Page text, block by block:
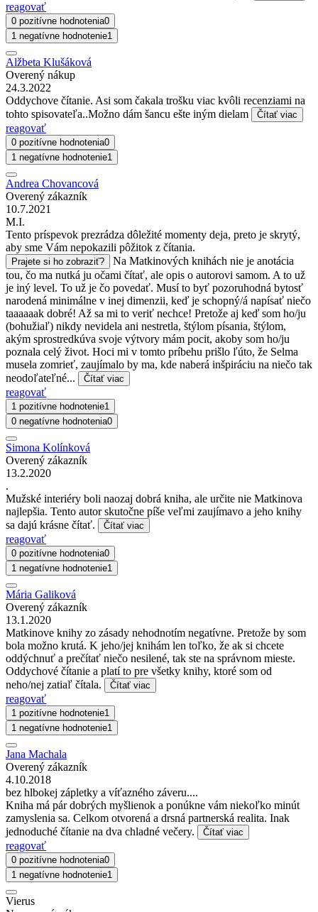
reagovať
0 pozitívne hodnotenia0
1 negatívne hodnotenie1
Alžbeta Klušáková
Overený nákup
24.3.2022
Oddychove čítanie. Asi som čakala trošku viac kvôli recenziami na
tohto spisovateľa..Možno dám šancu ešte iným dielam
Čítať viac
reagovať
0 pozitívne hodnotenia0
1 negatívne hodnotenie1
Andrea Chovancová
Overený zákazník
10.7.2021
M.I.
Tento príspevok prezrádza dôležité momenty deja, preto je skrytý,
aby sme Vám nepokazili pôžitok z čítania.
Prajete si ho zobraziť?
Na Matkinových knihách nie je anotácia
tou, čo ma nutká ju očami čítať, ale opis o autorovi samom. A to už
je iný level. To už je čo povedať. Musí to byť pozoruhodná bytosť
narodená minimálne v inej dimenzii, keď je schopný/á napísať niečo
taaaaaak dobré! Až sa mi to veriť nechce! Pretože aj keď som ho/ju
(bohužiaľ) nikdy nevidela ani nestretla, štýlom písania, štýlom,
akým sprostredkúva svoje výtvory mám pocit, akoby som ho/ju
poznala celý život. Hoci mi v tomto príbehu prišlo ľúto, že Selma
musela zomrieť, zaujímalo by ma, kde naberá inšpiráciu na niečo tak
neodoľateľné...
Čítať viac
reagovať
1 pozitívne hodnotenie1
0 negatívne hodnotenia0
Simona Kolínková
Overený zákazník
13.2.2020
.
Mužské interiéry boli naozaj dobrá kniha, ale určite nie Matkinova
najlepšia. Tento autor skutočne píše veľmi zaujímavo a jeho knihy
sa dajú krásne čítať.
Čítať viac
reagovať
0 pozitívne hodnotenia0
1 negatívne hodnotenie1
Mária Galiková
Overený zákazník
13.1.2020
Matkinove knihy zo zásady nehodnotím negatívne. Pretože by som
bola možno krutá. K jeho/jej knihám len toľko, že ak si chcete
oddýchnuť a prečítať niečo nesilené, tak ste na správnom mieste.
Oddychové čítanie a platí to pre všetky knihy, ktoré som od
neho/nej zatiaľ čítala.
Čítať viac
reagovať
1 pozitívne hodnotenie1
1 negatívne hodnotenie1
Jana Machala
Overený zákazník
4.10.2018
bez hlbokej zápletky a víťazného záveru....
Kniha má pár dobrých myšlienok a ponúkne vám niekoľko minút
zamyslenia sa. Celkom otvorená a drsná partnerská realita. Inak
jednoduché čítanie na dva chladné večery.
Čítať viac
reagovať
0 pozitívne hodnotenia0
1 negatívne hodnotenie1
Vierus